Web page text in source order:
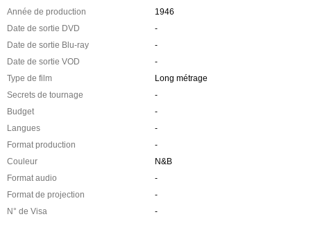
Année de production
1946
Date de sortie DVD
-
Date de sortie Blu-ray
-
Date de sortie VOD
-
Type de film
Long métrage
Secrets de tournage
-
Budget
-
Langues
-
Format production
-
Couleur
N&B
Format audio
-
Format de projection
-
N° de Visa
-